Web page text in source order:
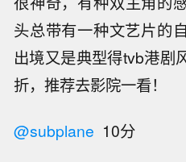
头总带有一种文艺片的
出境又是典型得tvb港剧
折，推荐去影院一看！
@subplane 10分